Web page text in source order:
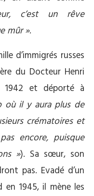
c’est un rêve
mûr ».
d’immigrés russes
du Docteur Henri
1942 et déporté à
où il y aura plus de
crématoires et
encore, puisque
»). Sa sœur, son
pas. Evadé d’un
en 1945, il mène les